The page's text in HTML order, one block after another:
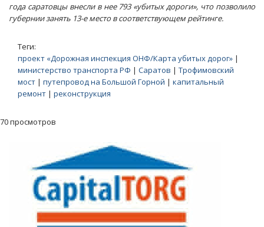
года саратовцы внесли в нее 793 «убитых дороги», что позволило
губернии занять 13-е место в соответствующем рейтинге.
Теги:
проект «Дорожная инспекция ОНФ/Карта убитых дорог» |
министерство транспорта РФ | Саратов | Трофимовский
мост | путепровод на Большой Горной | капитальный
ремонт | реконструкция
70 просмотров